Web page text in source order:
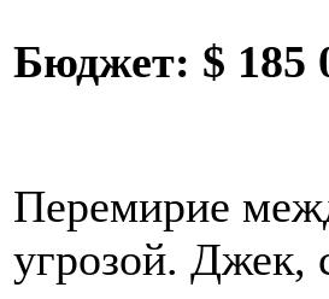
Бюджет: $ 185
Перемирие
угрозой. Джек,